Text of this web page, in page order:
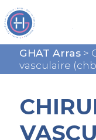
GHAT Arras>
vasculaire